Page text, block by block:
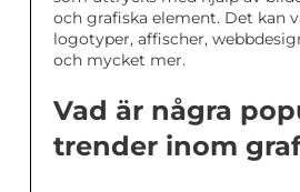
och grafiska element. Det kan
logotyper, affischer,
och mycket mer.
Vad är några
trender inom